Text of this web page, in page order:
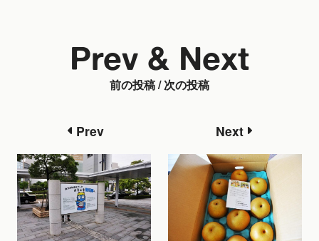
前の投稿 / 次の投稿
Prev & Next
Prev Next